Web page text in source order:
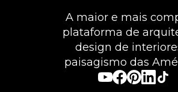
A maior e mais
plataforma de
design de
paisagismo das